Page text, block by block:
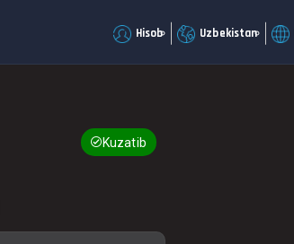
Hisob Uzbekistan
Kuzatib boring